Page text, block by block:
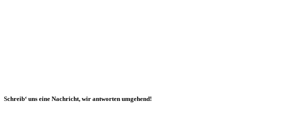
Schreib‘ uns eine Nachricht, wir antworten umgehend!